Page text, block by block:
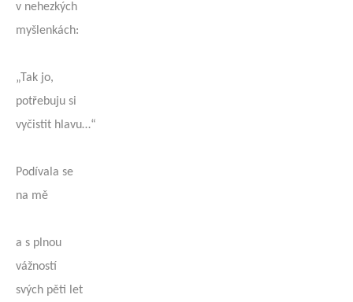
v nehezkých
myšlenkách:
„Tak jo,
potřebuju si
vyčistit hlavu…“
Podívala se
na mě
a s plnou
vážností
svých pěti let